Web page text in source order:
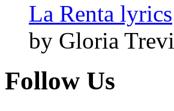
La Renta lyrics
by Gloria Trevi
Follow Us